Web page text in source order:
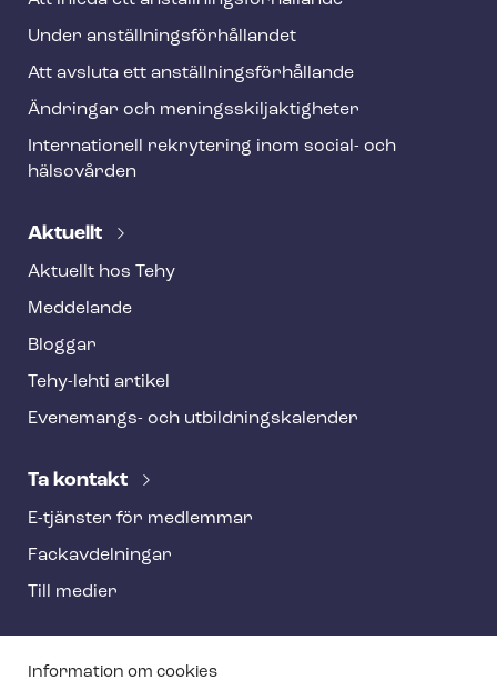
Under an­ställ­nings­för­hål­lan­det
Att avsluta ett an­ställ­nings­för­hål­lan­de
Ändringar och me­nings­skilj­ak­tig­he­ter
Internationell rekrytering inom social- och
hälsovården
Aktuellt
Aktuellt hos Tehy
Meddelande
Bloggar
Tehy-lehti artikel
Evenemangs- och ut­bild­nings­ka­len­der
Ta kontakt
E-tjänster för medlemmar
Fackav­del­ning­ar
Till medier
T
Information om cookies